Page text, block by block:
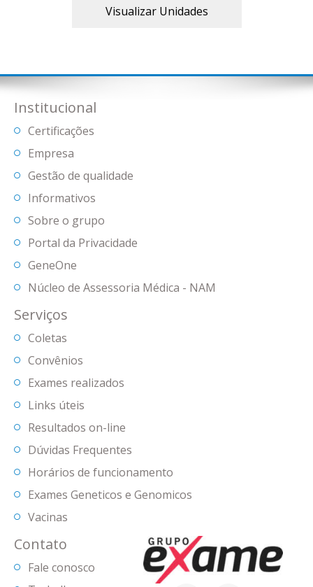
Visualizar Unidades
Institucional
Certificações
Empresa
Gestão de qualidade
Informativos
Sobre o grupo
Portal da Privacidade
GeneOne
Núcleo de Assessoria Médica - NAM
Serviços
Coletas
Convênios
Exames realizados
Links úteis
Resultados on-line
Dúvidas Frequentes
Horários de funcionamento
Exames Geneticos e Genomicos
Vacinas
Contato
Fale conosco